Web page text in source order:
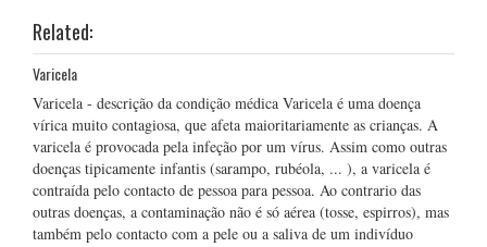
Related:
Varicela
Varicela - descrição da condição médica Varicela é uma doença
vírica muito contagiosa, que afeta maioritariamente as crianças. A
varicela é provocada pela infeção por um vírus. Assim como outras
doenças tipicamente infantis (sarampo, rubéola, ... ), a varicela é
contraída pelo contacto de pessoa para pessoa. Ao contrario das
outras doenças, a contaminação não é só aérea (tosse, espirros), mas
também pelo contacto com a pele ou a saliva de um indivíduo